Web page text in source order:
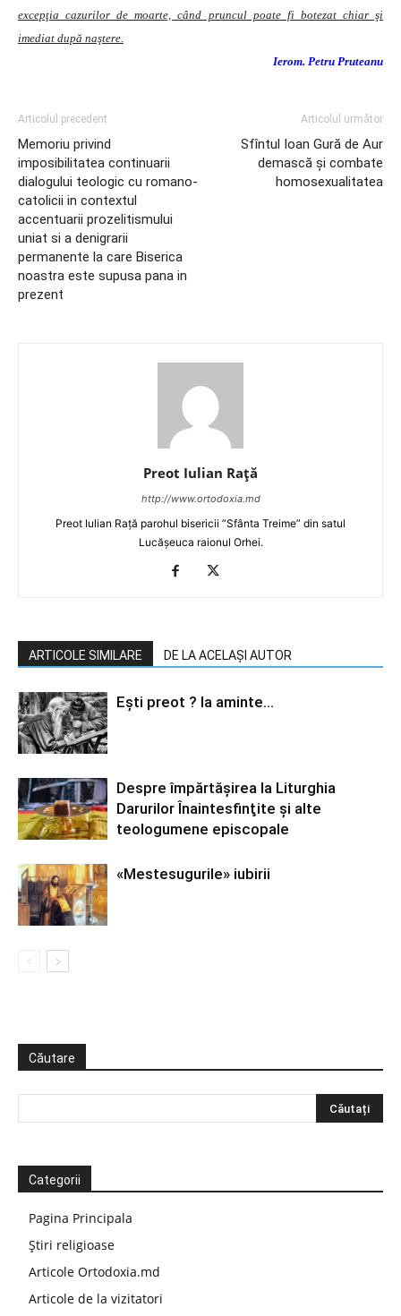
excepţia cazurilor de moarte, când pruncul poate fi botezat chiar şi
imediat după naştere.
Ierom. Petru Pruteanu
Articolul precedent
Memoriu privind
imposibilitatea continuarii
dialogului teologic cu romano-
catolicii in contextul
accentuarii prozelitismului
uniat si a denigrarii
permanente la care Biserica
noastra este supusa pana in
prezent
Articolul următor
Sfîntul Ioan Gură de Aur
demască şi combate
homosexualitatea
Preot Iulian Raţă
http://www.ortodoxia.md
Preot Iulian Rață parohul bisericii ”Sfânta Treime” din satul
Lucășeuca raionul Orhei.
ARTICOLE SIMILARE DE LA ACELAȘI AUTOR
Ești preot ? Ia aminte…
Despre împărtăşirea la Liturghia
Darurilor Înaintesfinţite şi alte
teologumene episcopale
«Mestesugurile» iubirii
Căutare
Categorii
Pagina Principala
Știri religioase
Articole Ortodoxia.md
Articole de la vizitatori